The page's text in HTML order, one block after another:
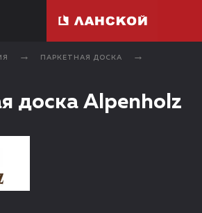
ПАРКЕТНАЯ ДОСКА
доска Alpenholz